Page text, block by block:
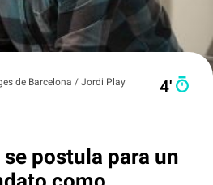
de Barcelona / Jordi Play 4′
postula para un